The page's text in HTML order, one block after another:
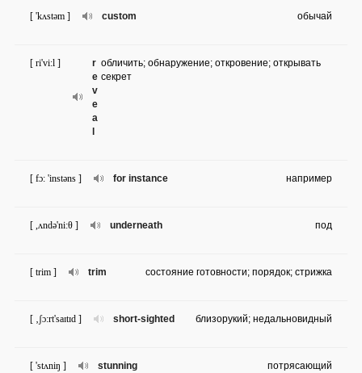
custom
[ 'kʌstəm ] обычай
r
e
v
e
a
[ ri'vi:l ]
обличить; обнаружение; откровение; открывать
секрет
for instance
[ fɔ: 'instəns ] например
underneath
[ ,ʌndə'ni:θ ] под
trim
[ trim ] состояние готовности; порядок; стрижка
short-sighted
[ ‚ʃɔ:rt'saɪtɪd ] близорукий; недальновидный
stunning
[ 'stʌniŋ ] потрясающий